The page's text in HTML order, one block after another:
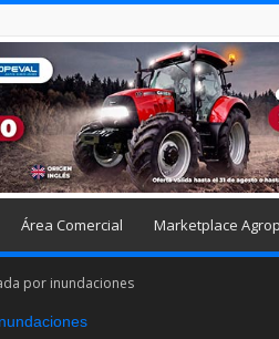
Área Comercial Marketplace
por inundaciones